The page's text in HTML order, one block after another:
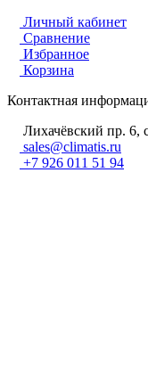
Личный кабинет
Сравнение
Избранное
Корзина
Контактная
Лихачёвский пр. 6,
sales@climatis.ru
+7 926 011 51 94